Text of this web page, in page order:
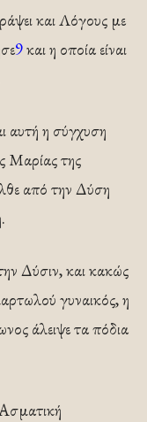
και Λόγους με
9και η οποία είναι
αυτή η σύγχυση
Μα­ρίας της
από την Δύση
Δύσιν, και κακώς
γυναικός, η
άλειψε τα πόδια